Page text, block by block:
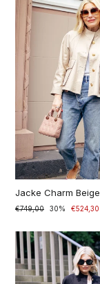
Jacke Charm Beige
Prezzo
€749,00
Prezzo
30% €524,30